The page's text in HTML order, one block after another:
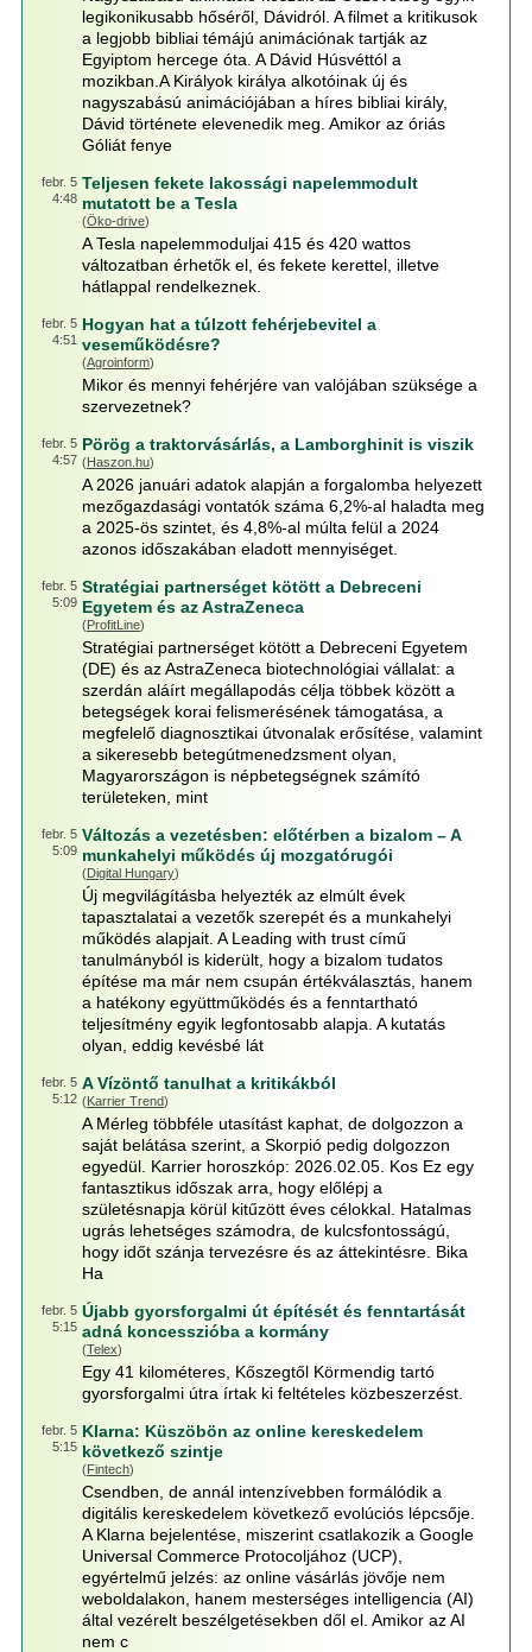
legikonikusabb hőséről, Dávidról. A filmet a kritikusok
a legjobb bibliai témájú animációnak tartják az
Egyiptom hercege óta. A Dávid Húsvéttól a
mozikban.A Királyok királya alkotóinak új és
nagyszabású animációjában a híres bibliai király,
Dávid története elevenedik meg. Amikor az óriás
Góliát fenye
febr. 5
4:48
Teljesen fekete lakossági napelemmodult
mutatott be a Tesla
(Öko-drive)
A Tesla napelemmoduljai 415 és 420 wattos
változatban érhetők el, és fekete kerettel, illetve
hátlappal rendelkeznek.
febr. 5
4:51
Hogyan hat a túlzott fehérjebevitel a
veseműködésre?
(Agroinform)
Mikor és mennyi fehérjére van valójában szüksége a
szervezetnek?
febr. 5
4:57
Pörög a traktorvásárlás, a Lamborghinit is viszik
(Haszon.hu)
A 2026 januári adatok alapján a forgalomba helyezett
mezőgazdasági vontatók száma 6,2%-al haladta meg
a 2025-ös szintet, és 4,8%-al múlta felül a 2024
azonos időszakában eladott mennyiséget.
febr. 5
5:09
Stratégiai partnerséget kötött a Debreceni
Egyetem és az AstraZeneca
(ProfitLine)
Stratégiai partnerséget kötött a Debreceni Egyetem
(DE) és az AstraZeneca biotechnológiai vállalat: a
szerdán aláírt megállapodás célja többek között a
betegségek korai felismerésének támogatása, a
megfelelő diagnosztikai útvonalak erősítése, valamint
a sikeresebb betegútmenedzsment olyan,
Magyarországon is népbetegségnek számító
területeken, mint
febr. 5
5:09
Változás a vezetésben: előtérben a bizalom – A
munkahelyi működés új mozgatórugói
(Digital Hungary)
Új megvilágításba helyezték az elmúlt évek
tapasztalatai a vezetők szerepét és a munkahelyi
működés alapjait. A Leading with trust című
tanulmányból is kiderült, hogy a bizalom tudatos
építése ma már nem csupán értékválasztás, hanem
a hatékony együttműködés és a fenntartható
teljesítmény egyik legfontosabb alapja. A kutatás
olyan, eddig kevésbé lát
febr. 5
5:12
A Vízöntő tanulhat a kritikákból
(Karrier Trend)
A Mérleg többféle utasítást kaphat, de dolgozzon a
saját belátása szerint, a Skorpió pedig dolgozzon
egyedül. Karrier horoszkóp: 2026.02.05. Kos Ez egy
fantasztikus időszak arra, hogy előlépj a
születésnapja körül kitűzött éves célokkal. Hatalmas
ugrás lehetséges számodra, de kulcsfontosságú,
hogy időt szánja tervezésre és az áttekintésre. Bika
Ha
febr. 5
5:15
Újabb gyorsforgalmi út építését és fenntartását
adná koncesszióba a kormány
(Telex)
Egy 41 kilométeres, Kőszegtől Körmendig tartó
gyorsforgalmi útra írtak ki feltételes közbeszerzést.
febr. 5
5:15
Klarna: Küszöbön az online kereskedelem
következő szintje
(Fintech)
Csendben, de annál intenzívebben formálódik a
digitális kereskedelem következő evolúciós lépcsője.
A Klarna bejelentése, miszerint csatlakozik a Google
Universal Commerce Protocoljához (UCP),
egyértelmű jelzés: az online vásárlás jövője nem
weboldalakon, hanem mesterséges intelligencia (AI)
által vezérelt beszélgetésekben dől el. Amikor az AI
nem c